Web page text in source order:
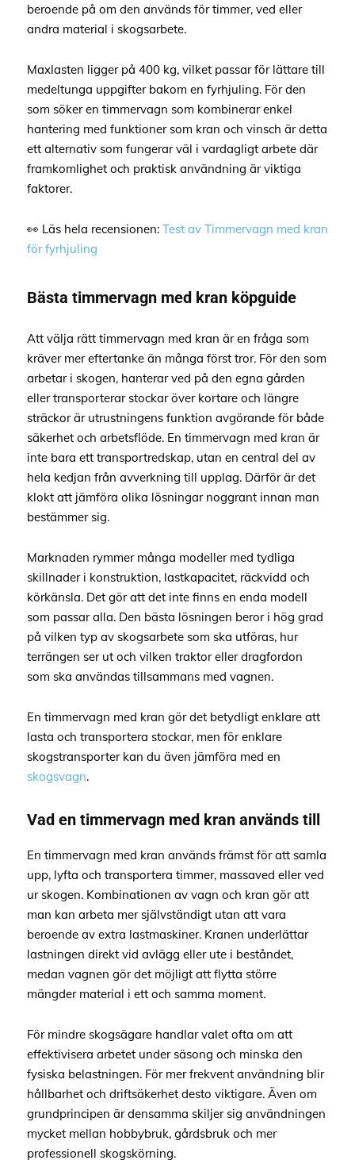
beroende på om den används för timmer, ved eller
andra material i skogsarbete.
Maxlasten ligger på 400 kg, vilket passar för lättare till
medeltunga uppgifter bakom en fyrhjuling. För den
som söker en timmervagn som kombinerar enkel
hantering med funktioner som kran och vinsch är detta
ett alternativ som fungerar väl i vardagligt arbete där
framkomlighet och praktisk användning är viktiga
faktorer.
👀 Läs hela recensionen: Test av Timmervagn med kran
för fyrhjuling
Bästa timmervagn med kran köpguide
Att välja rätt timmervagn med kran är en fråga som
kräver mer eftertanke än många först tror. För den som
arbetar i skogen, hanterar ved på den egna gården
eller transporterar stockar över kortare och längre
sträckor är utrustningens funktion avgörande för både
säkerhet och arbetsflöde. En timmervagn med kran är
inte bara ett transportredskap, utan en central del av
hela kedjan från avverkning till upplag. Därför är det
klokt att jämföra olika lösningar noggrant innan man
bestämmer sig.
Marknaden rymmer många modeller med tydliga
skillnader i konstruktion, lastkapacitet, räckvidd och
körkänsla. Det gör att det inte finns en enda modell
som passar alla. Den bästa lösningen beror i hög grad
på vilken typ av skogsarbete som ska utföras, hur
terrängen ser ut och vilken traktor eller dragfordon
som ska användas tillsammans med vagnen.
En timmervagn med kran gör det betydligt enklare att
lasta och transportera stockar, men för enklare
skogstransporter kan du även jämföra med en
skogsvagn.
Vad en timmervagn med kran används till
En timmervagn med kran används främst för att samla
upp, lyfta och transportera timmer, massaved eller ved
ur skogen. Kombinationen av vagn och kran gör att
man kan arbeta mer självständigt utan att vara
beroende av extra lastmaskiner. Kranen underlättar
lastningen direkt vid avlägg eller ute i beståndet,
medan vagnen gör det möjligt att flytta större
mängder material i ett och samma moment.
För mindre skogsägare handlar valet ofta om att
effektivisera arbetet under säsong och minska den
fysiska belastningen. För mer frekvent användning blir
hållbarhet och driftsäkerhet desto viktigare. Även om
grundprincipen är densamma skiljer sig användningen
mycket mellan hobbybruk, gårdsbruk och mer
professionell skogskörning.